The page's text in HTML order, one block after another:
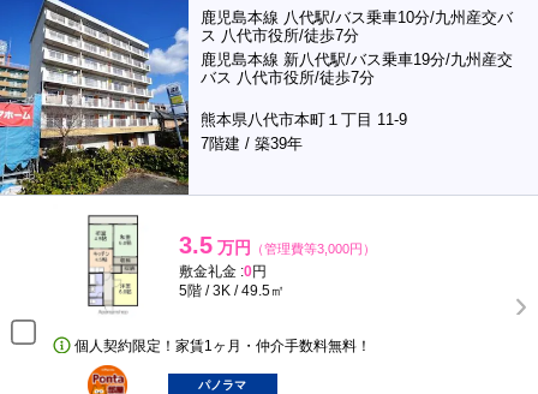
鹿児島本線 八代駅/バス乗車10分/九州産交バ
ス 八代市役所/徒歩7分
鹿児島本線 新八代駅/バス乗車19分/九州産交
バス 八代市役所/徒歩7分
熊本県八代市本町１丁目 11-9
7階建 / 築39年
3.5 万円 （管理費等3,000円）
敷金礼金 :0円
5階 / 3K / 49.5㎡
個人契約限定！家賃1ヶ月・仲介手数料無料！
ポンタ
部屋
パノラマ